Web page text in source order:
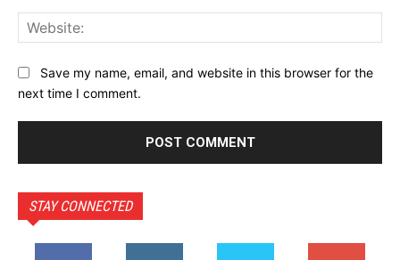
Save my name, email, and website in this browser for the
next time I comment.
STAY CONNECTED